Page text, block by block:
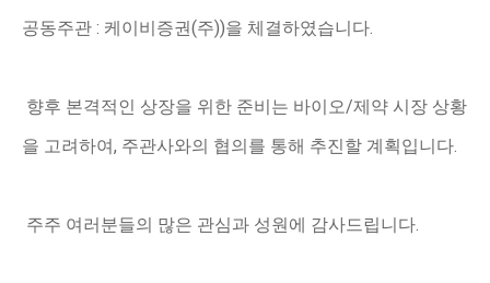
공동주관 : 케이비증권(주))을 체결하였습니다.
향후 본격적인 상장을 위한 준비는 바이오/제약 시장 상황
을 고려하여, 주관사와의 협의를 통해 추진할 계획입니다.
주주 여러분들의 많은 관심과 성원에 감사드립니다.